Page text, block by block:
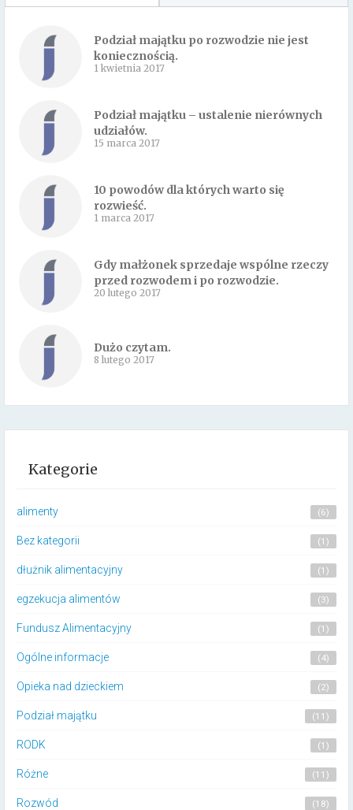
Podział majątku po rozwodzie nie jest
koniecznością.
1 kwietnia 2017
Podział majątku – ustalenie nierównych
udziałów.
15 marca 2017
10 powodów dla których warto się
rozwieść.
1 marca 2017
Gdy małżonek sprzedaje wspólne rzeczy
przed rozwodem i po rozwodzie.
20 lutego 2017
Dużo czytam.
8 lutego 2017
Kategorie
alimenty (6)
Bez kategorii (1)
dłużnik alimentacyjny (1)
egzekucja alimentów (3)
Fundusz Alimentacyjny (1)
Ogólne informacje (4)
Opieka nad dzieckiem (2)
Podział majątku (11)
RODK (1)
Różne (11)
Rozwód (18)